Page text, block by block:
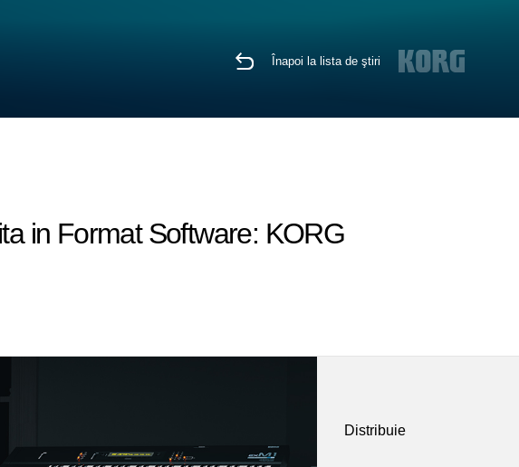
Înapoi la lista de ştiri
in Format Software: KORG
Distribuie